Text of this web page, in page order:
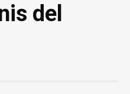
del